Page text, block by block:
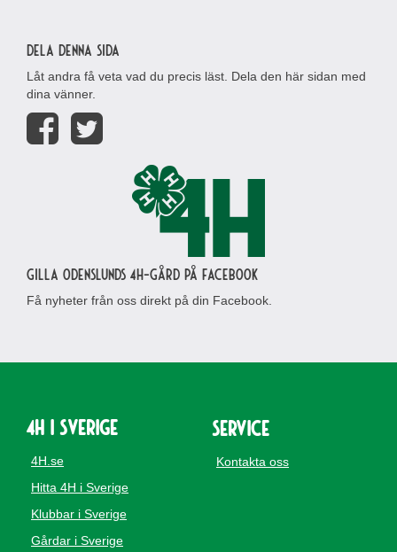
Dela denna sida
Låt andra få veta vad du precis läst. Dela den här sidan med
dina vänner.
Gilla Odenslunds 4H-gård på Facebook
Få nyheter från oss direkt på din Facebook.
4H i Sverige
4H.se
Hitta 4H i Sverige
Klubbar i Sverige
Gårdar i Sverige
Service
Kontakta oss